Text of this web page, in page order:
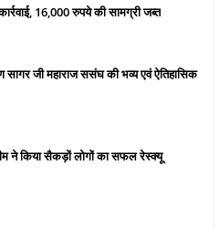
16,000 रुपये की सामग्री जब्त
सागर जी महाराज ससंघ की भव्य एवं ऐतिहासिक
ने किया सैकड़ों लोगों का सफल रेस्क्यू